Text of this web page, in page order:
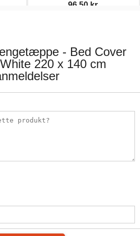
96,50 kr.
- Bed Cover
220 x 140 cm